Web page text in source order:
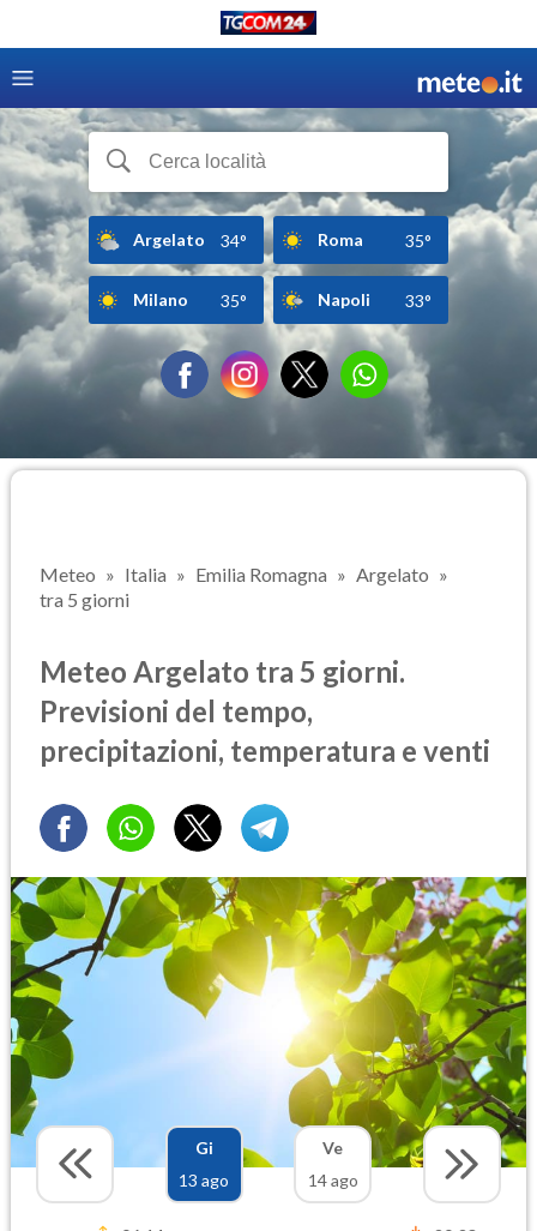
Argelato 34° Roma 35°
Milano 35° Napoli 33°
Meteo Italia Emilia Romagna
Argelato
tra 5 giorni
Meteo Argelato tra 5 giorni.
Previsioni del tempo,
precipitazioni, temperatura e venti
Gi
13 ago
Ve
14 ago